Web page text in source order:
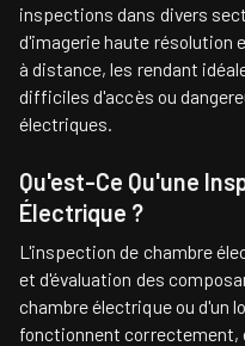
inspections dans divers
d'imagerie haute résolution
à distance, les rendant
difficiles d'accès ou
électriques.
Qu'est-Ce Qu'une
Électrique ?
L'inspection de chambre
et d'évaluation des
chambre électrique ou d'un
fonctionnent correctement,